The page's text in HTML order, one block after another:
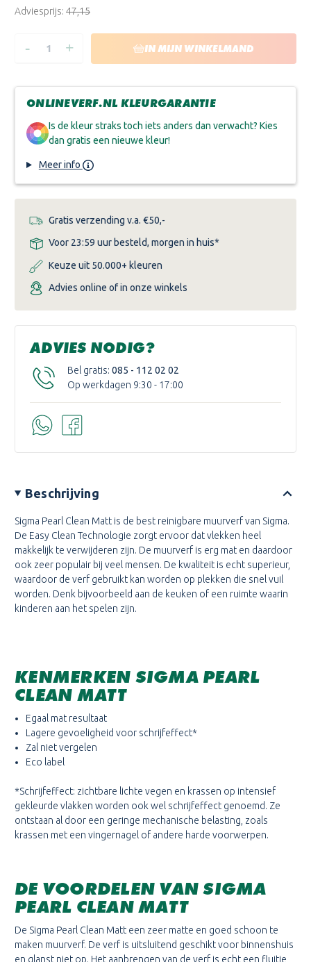
Adviesprijs: €47,15
HOEVEELHEID
PEARL
MATT
- HOEVEELHEID
PEARL
MATT
+ IN MIJN WINKELMAND
ONLINEVERF.NL KLEURGARANTIE
Is de kleur straks toch iets anders dan verwacht? Kies
dan gratis een nieuwe kleur!
Meer info
Gratis verzending v.a. €50,-
Voor 23:59 uur besteld, morgen in huis*
Keuze uit 50.000+ kleuren
Advies online of in onze winkels
ADVIES NODIG?
Bel gratis: 085 - 112 02 02
Op werkdagen 9:30 - 17:00
Beschrijving
Sigma Pearl Clean Matt is de best reinigbare muurverf van Sigma.
De Easy Clean Technologie zorgt ervoor dat vlekken heel
makkelijk te verwijderen zijn. De muurverf is erg mat en daardoor
ook zeer populair bij veel mensen. De kwaliteit is echt superieur,
waardoor de verf gebruikt kan worden op plekken die snel vuil
worden. Denk bijvoorbeeld aan de keuken of een ruimte waarin
kinderen aan het spelen zijn.
KENMERKEN SIGMA PEARL
CLEAN MATT
Egaal mat resultaat
Lagere gevoeligheid voor schrijfeffect*
Zal niet vergelen
Eco label
*Schrijfeffect: zichtbare lichte vegen en krassen op intensief
gekleurde vlakken worden ook wel schrijfeffect genoemd. Ze
ontstaan al door een geringe mechanische belasting, zoals
krassen met een vingernagel of andere harde voorwerpen.
DE VOORDELEN VAN SIGMA
PEARL CLEAN MATT
De Sigma Pearl Clean Matt een zeer matte en goed schoon te
maken muurverf. De verf is uitsluitend geschikt voor binnenshuis
en glanst niet op. Het aanbrengen van de verf is echt een fluitje